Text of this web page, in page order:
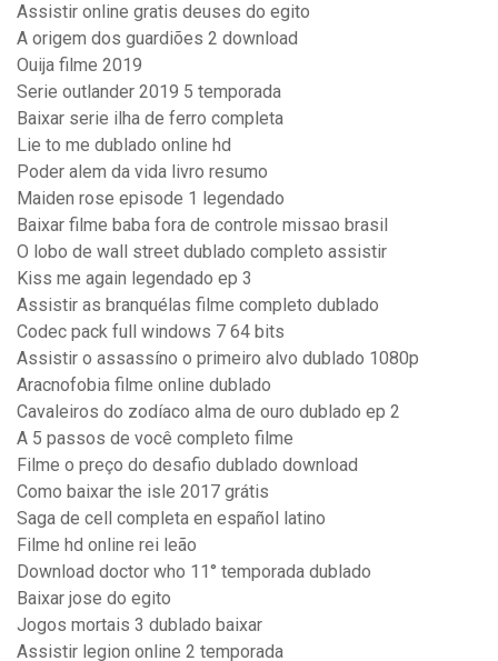
Assistir online gratis deuses do egito
A origem dos guardiões 2 download
Ouija filme 2019
Serie outlander 2019 5 temporada
Baixar serie ilha de ferro completa
Lie to me dublado online hd
Poder alem da vida livro resumo
Maiden rose episode 1 legendado
Baixar filme baba fora de controle missao brasil
O lobo de wall street dublado completo assistir
Kiss me again legendado ep 3
Assistir as branquélas filme completo dublado
Codec pack full windows 7 64 bits
Assistir o assassíno o primeiro alvo dublado 1080p
Aracnofobia filme online dublado
Cavaleiros do zodíaco alma de ouro dublado ep 2
A 5 passos de você completo filme
Filme o preço do desafio dublado download
Como baixar the isle 2017 grátis
Saga de cell completa en español latino
Filme hd online rei leão
Download doctor who 11° temporada dublado
Baixar jose do egito
Jogos mortais 3 dublado baixar
Assistir legion online 2 temporada